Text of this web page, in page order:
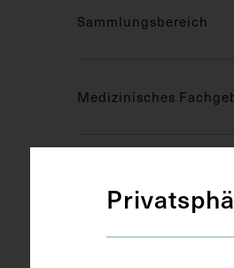
Sammlungsbereich
Medizinisches